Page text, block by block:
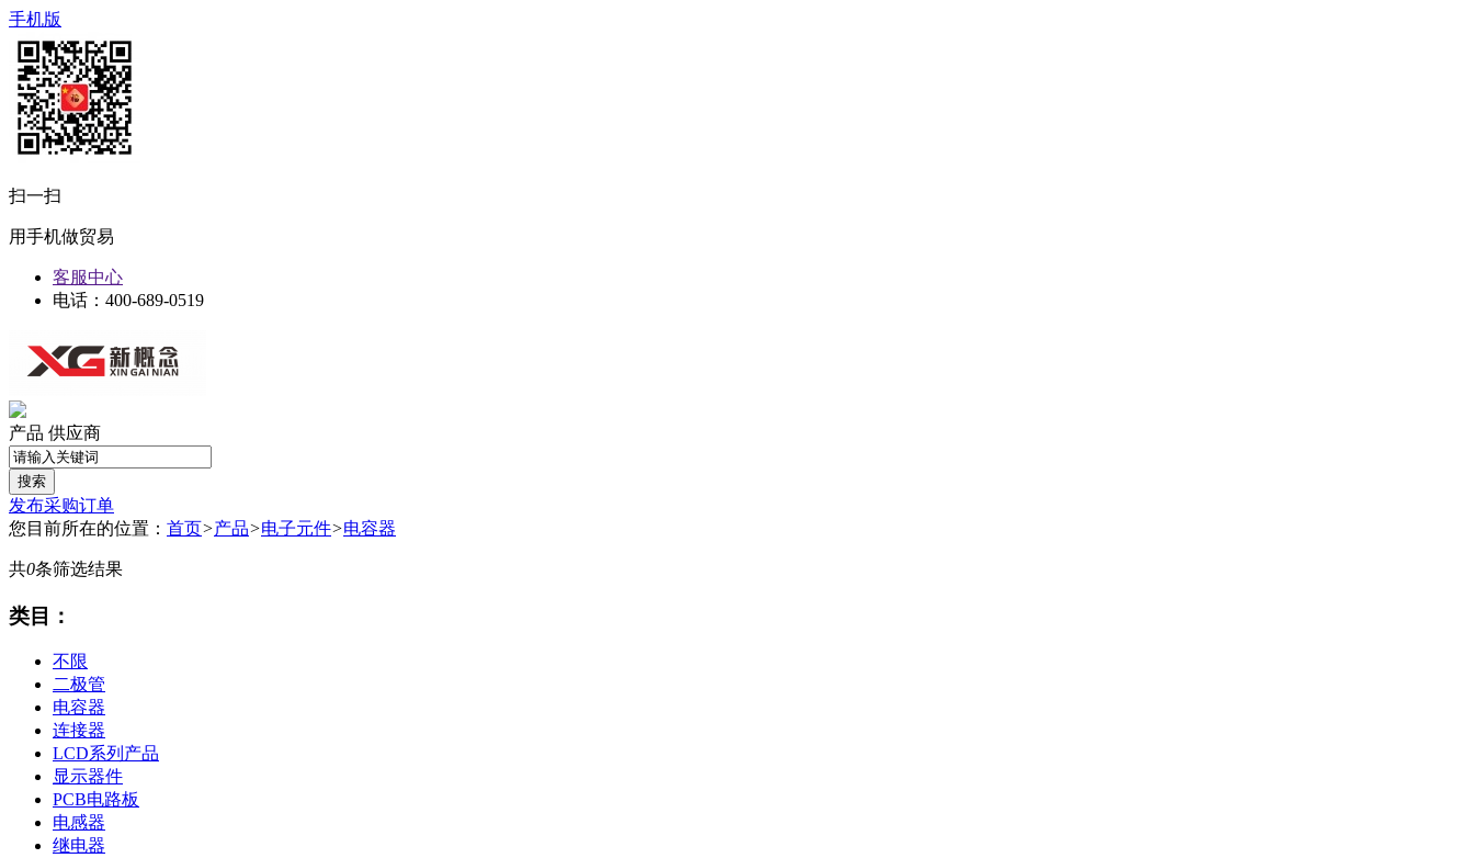
手机版
扫一扫
用手机做贸易
客服中心
电话：400-689-0519
产品 供应商
搜索
发布采购订单
您目前所在的位置： 首页>产品>电子元件>电容器
共0条筛选结果
类目：
不限
二极管
电容器
连接器
LCD系列产品
显示器件
PCB电路板
电感器
继电器